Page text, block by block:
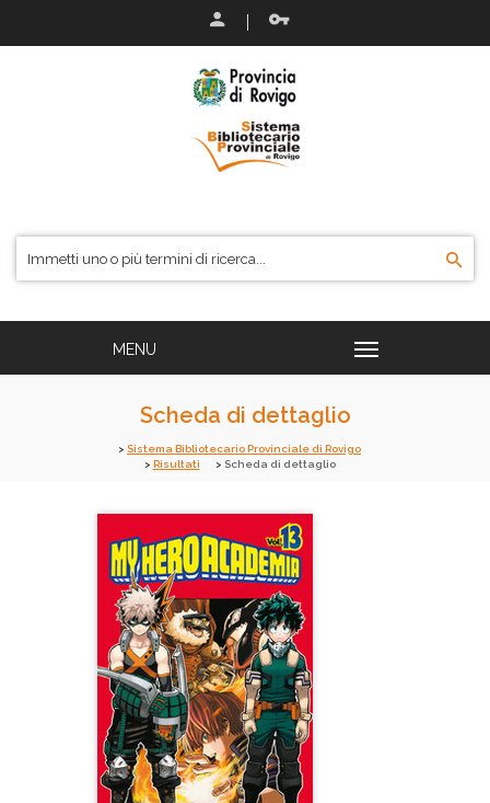
Scheda di dettaglio
Sistema Bibliotecario Provinciale di Rovigo
Risultati
Scheda di dettaglio